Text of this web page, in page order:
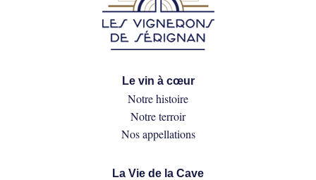
Le vin à cœur
Notre histoire
Notre terroir
Nos appellations
La Vie de la Cave